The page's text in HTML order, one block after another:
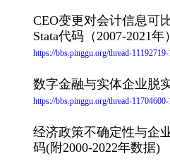
CEO变更对会计信息可
Stata代码（2007-2021年）
https://bbs.pinggu.org/thread-
数字金融与实体企业脱
https://bbs.pinggu.org/thread-
经济政策不确定性与企
码(附2000-2022年数据)